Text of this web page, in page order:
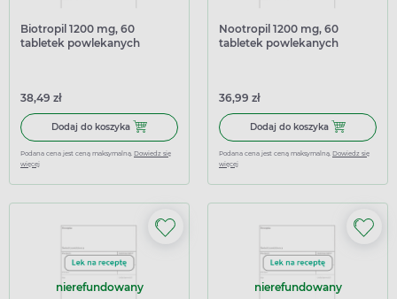
Biotropil 1200 mg, 60
tabletek powlekanych
38,49 zł
Dodaj do koszyka Dodaj do koszyka Biotropil 1200 mg, 60 tabletek
Podana cena jest ceną maksymalną. Dowiedz się
więcej
Nootropil 1200 mg, 60
tabletek powlekanych
36,99 zł
Dodaj do koszyka Dodaj do
Podana cena jest ceną maksymalną. Dowiedz się
więcej
nierefundowany nierefundowany